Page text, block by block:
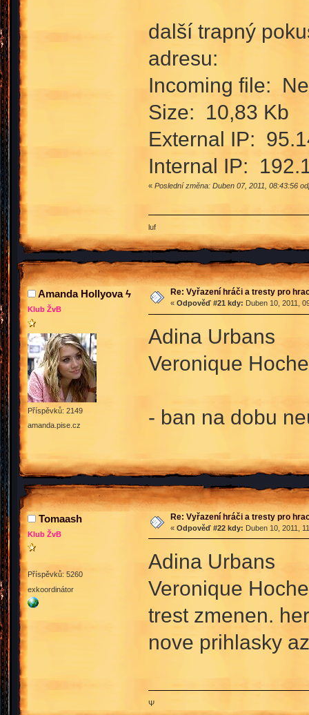
další trapný
adresu:
Incoming file:
Size: 10,83 Kb
External IP:
Internal IP:
« Poslední změna: Duben 07, 2011, 08:43:56
luf
Amanda Hollyova ϟ
Klub ŽvB
Příspěvků: 2149
amanda.pise.cz
Re: Vyřazení hráči a tresty pro
« Odpověď #21 kdy: Duben 10, 2011,
Adina Urbans
Veronique
- ban na dobu
Tomaash
Klub ŽvB
Příspěvků: 5260
exkoordinátor
Re: Vyřazení hráči a tresty pro
« Odpověď #22 kdy: Duben 10, 2011,
Adina Urbans
Veronique
trest zmenen.
nove prihlasky
Ψ